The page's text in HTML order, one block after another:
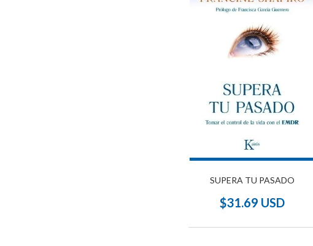
SUPERA TU PASADO
$31.69 USD